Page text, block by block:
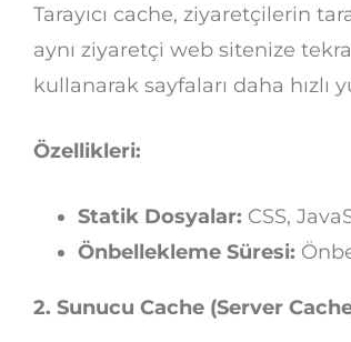
Tarayıcı cache, ziyaretçilerin
aynı ziyaretçi web sitenize
kullanarak sayfaları daha hızlı
Özellikleri:
Statik Dosyalar: CSS,
Önbellekleme Süresi:
2. Sunucu Cache (Server